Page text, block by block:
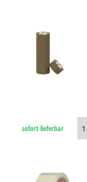
sofort lieferbar